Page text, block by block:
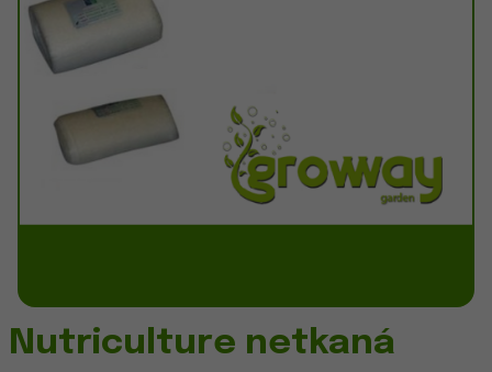
Nutriculture netkaná